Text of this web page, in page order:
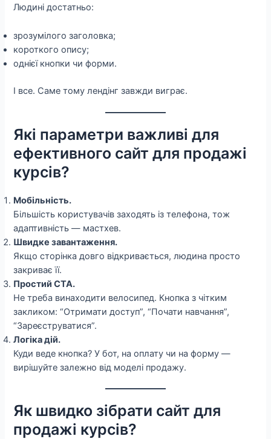
Людині достатньо:
зрозумілого заголовка;
короткого опису;
однієї кнопки чи форми.
І все. Саме тому лендінг завжди виграє.
Які параметри важливі для
ефективного сайт для продажі
курсів?
Мобільність.
Більшість користувачів заходять із телефона, тож
адаптивність — мастхев.
Швидке завантаження.
Якщо сторінка довго відкривається, людина просто
закриває її.
Простий CTA.
Не треба винаходити велосипед. Кнопка з чітким
закликом: “Отримати доступ”, “Почати навчання”,
“Зареєструватися”.
Логіка дій.
Куди веде кнопка? У бот, на оплату чи на форму —
вирішуйте залежно від моделі продажу.
Як швидко зібрати сайт для
продажі курсів?